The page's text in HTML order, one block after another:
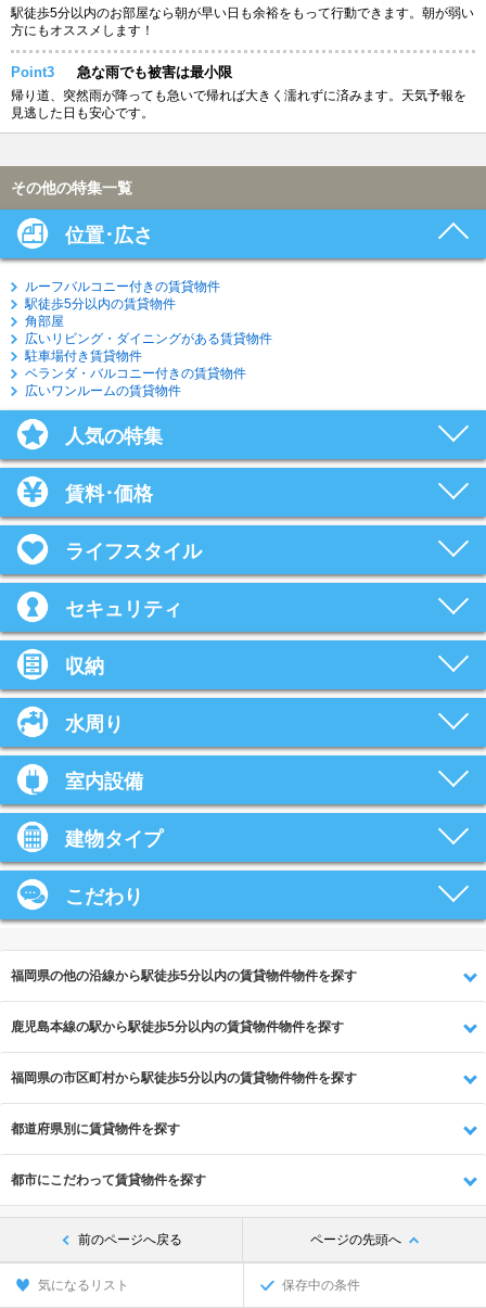
駅徒歩5分以内のお部屋なら朝が早い日も余裕をもって行動できます。朝が弱い
方にもオススメします！
Point3 急な雨でも被害は最小限
帰り道、突然雨が降っても急いで帰れば大きく濡れずに済みます。天気予報を
見逃した日も安心です。
その他の特集一覧
位置･広さ
ルーフバルコニー付きの賃貸物件
駅徒歩5分以内の賃貸物件
角部屋
広いリビング・ダイニングがある賃貸物件
駐車場付き賃貸物件
ベランダ・バルコニー付きの賃貸物件
広いワンルームの賃貸物件
人気の特集
賃料･価格
ライフスタイル
セキュリティ
収納
水周り
室内設備
建物タイプ
こだわり
福岡県の他の沿線から駅徒歩5分以内の賃貸物件物件を探す
鹿児島本線の駅から駅徒歩5分以内の賃貸物件物件を探す
福岡県の市区町村から駅徒歩5分以内の賃貸物件物件を探す
都道府県別に賃貸物件を探す
都市にこだわって賃貸物件を探す
前のページへ戻る ページの先頭へ
気になるリスト 保存中の条件